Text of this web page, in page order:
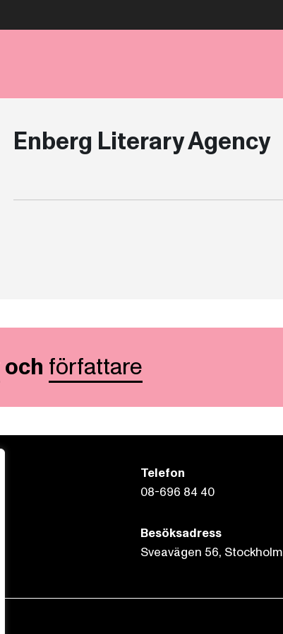
Enberg Literary Agency
och författare
Telefon
08-696 84 40
Besöksadress
Sveavägen 56, Stockholm